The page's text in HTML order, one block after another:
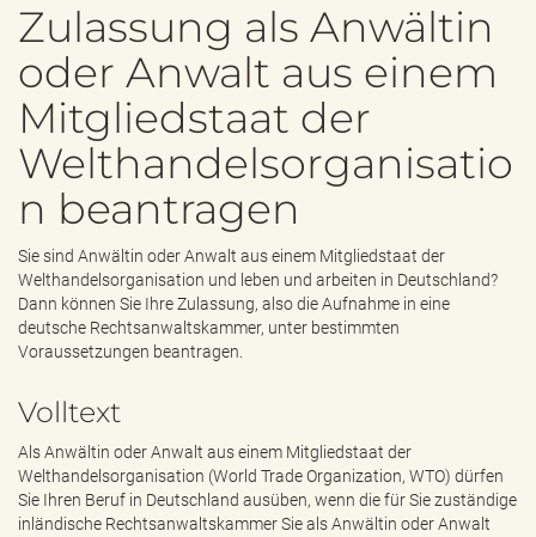
i
-
u
s
n
Zulassung als Anwältin
oder Anwalt aus einem
Mitgliedstaat der
Welthandelsorganisatio
n beantragen
Sie sind Anwältin oder Anwalt aus einem Mitgliedstaat der
Welthandelsorganisation und leben und arbeiten in Deutschland?
Dann können Sie Ihre Zulassung, also die Aufnahme in eine
deutsche Rechtsanwaltskammer, unter bestimmten
Voraussetzungen beantragen.
Volltext
Als Anwältin oder Anwalt aus einem Mitgliedstaat der
Welthandelsorganisation (World Trade Organization, WTO) dürfen
Sie Ihren Beruf in Deutschland ausüben, wenn die für Sie zuständige
inländische Rechtsanwaltskammer Sie als Anwältin oder Anwalt